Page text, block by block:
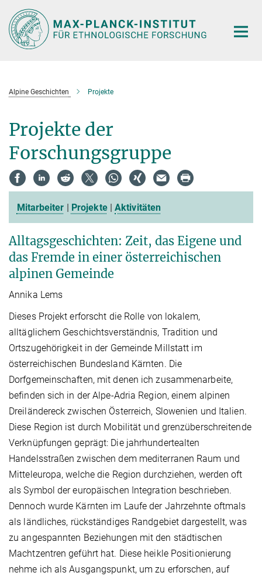
Hauptinhalt
Alpine Geschichten Projekte
Projekte der
Forschungsgruppe
Mitarbeiter | Projekte|Aktivitäten
Alltagsgeschichten: Zeit, das Eigene und
das Fremde in einer österreichischen
alpinen Gemeinde
Annika Lems
Dieses Projekt erforscht die Rolle von lokalem,
alltäglichem Geschichtsverständnis, Tradition und
Ortszugehörigkeit in der Gemeinde Millstatt im
österreichischen Bundesland Kärnten. Die
Dorfgemeinschaften, mit denen ich zusammenarbeite,
befinden sich in der Alpe-Adria Region, einem alpinen
Dreiländereck zwischen Österreich, Slowenien und Italien.
Diese Region ist durch Mobilität und grenzüberschreitende
Verknüpfungen geprägt: Die jahrhundertealten
Handelsstraßen zwischen dem mediterranen Raum und
Mitteleuropa, welche die Region durchziehen, werden oft
als Symbol der europäischen Integration beschrieben.
Dennoch wurde Kärnten im Laufe der Jahrzehnte oftmals
als ländliches, rückständiges Randgebiet dargestellt, was
zu angespannten Beziehungen mit den städtischen
Machtzentren geführt hat. Diese heikle Positionierung
nehme ich als Ausgangspunkt, um zu erforschen, auf